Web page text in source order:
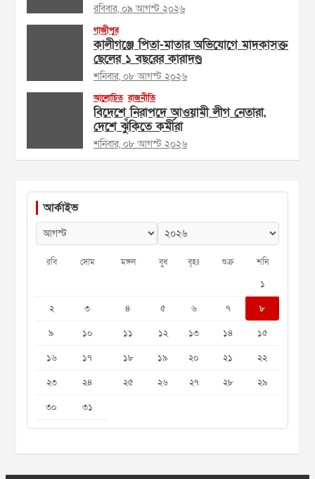
রবিবার, ০৯ আগস্ট ২০২৬
গাজীপুর
কালীগঞ্জে পিতা-মাতার অভিযোগে মাদকাসক্ত
ছেলের ১ বছরের কারাদণ্ড
শনিবার, ০৮ আগস্ট ২০২৬
আলোচিত রাজনীতি
বিদেশে নিরাপদে আওয়ামী লীগ নেতারা,
দেশে ঝুঁকিতে কর্মীরা
শনিবার, ০৮ আগস্ট ২০২৬
আর্কাইভ
রবি সোম মঙ্গল বুধ বৃহঃ শুক্র শনি
১
২
৩ ৪ ৫ ৬ ৭
৮
৯
১০ ১১ ১২ ১৩ ১৪
১৫
১৬
১৭ ১৮ ১৯ ২০ ২১
২২
২৩
২৪ ২৫ ২৬ ২৭ ২৮
২৯
৩০
৩১